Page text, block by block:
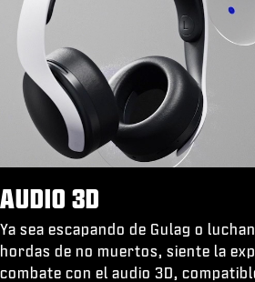
AUDIO 3D
Ya sea escapando de Gulag o
hordas de no muertos, siente la
combate con el audio 3D,